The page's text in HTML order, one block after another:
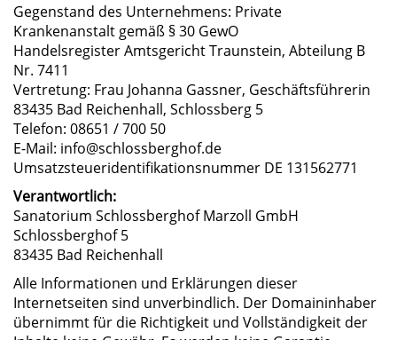
Gegenstand des Unternehmens: Private
Krankenanstalt gemäß § 30 GewO
Handelsregister Amtsgericht Traunstein, Abteilung B
Nr. 7411
Vertretung: Frau Johanna Gassner, Geschäftsführerin
83435 Bad Reichenhall, Schlossberg 5
Telefon: 08651 / 700 50
E-Mail: info@schlossberghof.de
Umsatzsteueridentifikationsnummer DE 131562771
Verantwortlich:
Sanatorium Schlossberghof Marzoll GmbH
Schlossberghof 5
83435 Bad Reichenhall
Alle Informationen und Erklärungen dieser
Internetseiten sind unverbindlich. Der Domaininhaber
übernimmt für die Richtigkeit und Vollständigkeit der